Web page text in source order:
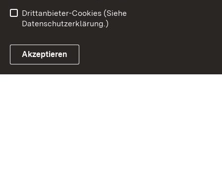
Drittanbieter-Cookies (Siehe
Datenschutzerklärung.)
Akzeptieren